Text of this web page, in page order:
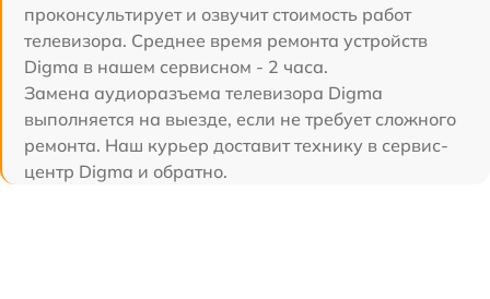
проконсультирует и озвучит стоимость работ
телевизора. Среднее время ремонта устройств
Digma в нашем сервисном - 2 часа.
Замена аудиоразъема телевизора Digma
выполняется на выезде, если не требует сложного
ремонта. Наш курьер доставит технику в сервис-
центр Digma и обратно.